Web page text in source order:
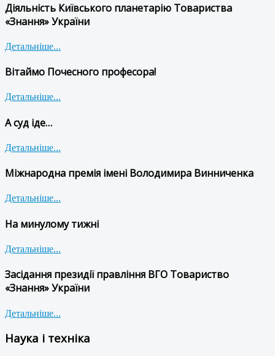
Діяльність Київського планетарію Товариства
«Знання» України
Детальніше...
Вітаймо Почесного професора!
Детальніше...
А суд іде…
Детальніше...
Міжнародна премія імені Володимира Винниченка
Детальніше...
На минулому тижні
Детальніше...
Засідання президії правління ВГО Товариство
«Знання» України
Детальніше...
Наука і техніка